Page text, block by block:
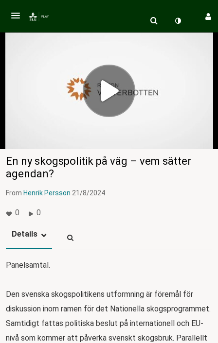
En ny skogspolitik på väg – vem sätter
agendan?
From Henrik Persson 21/8/2024
0 0
Details
Panelsamtal.
Den svenska skogspolitikens utformning är föremål för
diskussion inom ramen för det Nationella skogsprogrammet.
Samtidigt fattas politiska beslut på internationell och EU-
nivå som kommer att påverka svenskt skogsbruk. Parallellt